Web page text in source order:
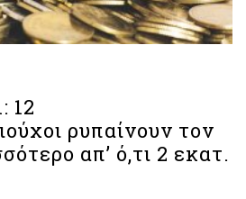
12
ρυπαίνουν τον
απ’ ό,τι 2 εκατ.